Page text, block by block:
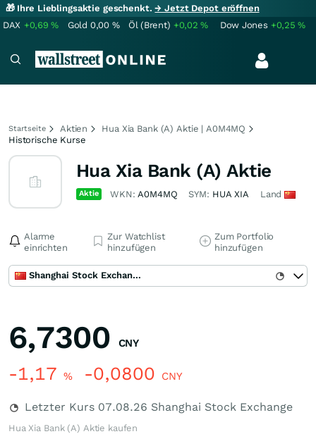
🎁 Ihre Lieblingsaktie geschenkt.→ Jetzt Depot eröffnen
DAX +0,69% Gold 0,00 % Öl (Brent) +0,02% Dow Jones +0,25%
Startseite Aktien
Hua Xia Bank (A) Aktie | A0M4MQ
Historische Kurse
Hua Xia Bank (A) Aktie
Aktie WKN:A0M4MQ SYM: HUA XIA Land
Alarme
einrichten
Zur Watchlist
hinzufügen
Zum Portfolio
hinzufügen
Shanghai Stock Exchange
6,7300 CNY
-1,17 % -0,0800 CNY
Letzter Kurs 07.08.26 Shanghai Stock Exchange
Hua Xia Bank (A) Aktie kaufen